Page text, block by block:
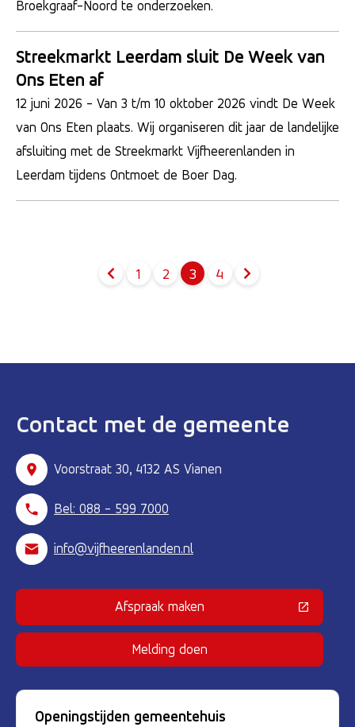
Broekgraaf-Noord te onderzoeken.
Streekmarkt Leerdam sluit De Week van
Ons Eten af
12 juni 2026 - Van 3 t/m 10 oktober 2026 vindt De Week
van Ons Eten plaats. Wij organiseren dit jaar de landelijke
afsluiting met de Streekmarkt Vijfheerenlanden in
Leerdam tijdens Ontmoet de Boer Dag.
1
Pagina
2 3 4
Contact met de gemeente
Voorstraat 30, 4132 AS Vianen
Bel: 088 - 599 7000
info@vijfheerenlanden.nl
Afspraak maken(Deze link gaat naar een externe
Melding doen
Openingstijden gemeentehuis